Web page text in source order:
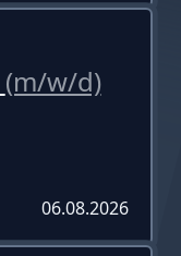
(m/w/d)
06.08.2026